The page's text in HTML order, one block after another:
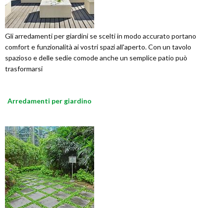
Gli arredamenti per giardini se scelti in modo accurato portano
comfort e funzionalità ai vostri spazi all'aperto. Con un tavolo
spazioso e delle sedie comode anche un semplice patio può
trasformarsi
Arredamenti per giardino